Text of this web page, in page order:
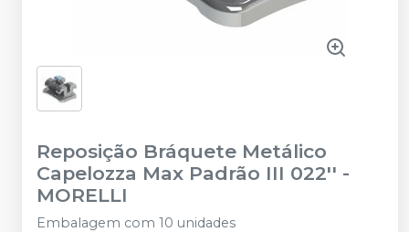
Reposição Bráquete Metálico
Capelozza Max Padrão III 022'' -
MORELLI
Embalagem com 10 unidades